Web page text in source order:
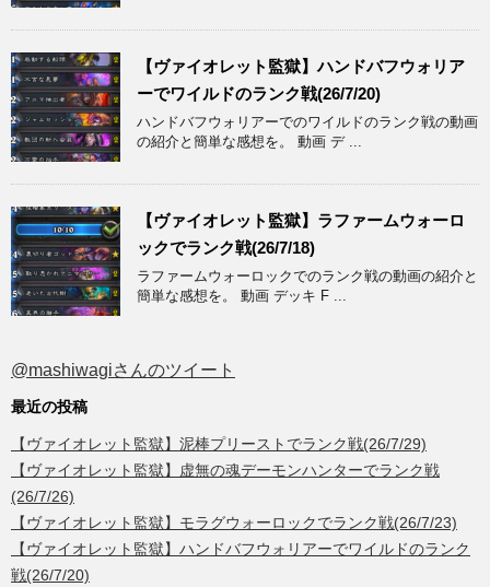
【ヴァイオレット監獄】ハンドバフウォリア
ーでワイルドのランク戦(26/7/20)
ハンドバフウォリアーでのワイルドのランク戦の動画
の紹介と簡単な感想を。 動画 デ ...
【ヴァイオレット監獄】ラファームウォーロ
ックでランク戦(26/7/18)
ラファームウォーロックでのランク戦の動画の紹介と
簡単な感想を。 動画 デッキ F ...
@mashiwagiさんのツイート
最近の投稿
【ヴァイオレット監獄】泥棒プリーストでランク戦(26/7/29)
【ヴァイオレット監獄】虚無の魂デーモンハンターでランク戦
(26/7/26)
【ヴァイオレット監獄】モラグウォーロックでランク戦(26/7/23)
【ヴァイオレット監獄】ハンドバフウォリアーでワイルドのランク
戦(26/7/20)